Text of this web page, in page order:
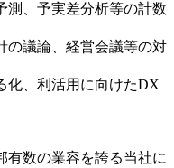
測、予実差分析等の計数
の議論、経営会議等の対
化、利活用に向けたDX
有数の業容を誇る当社に